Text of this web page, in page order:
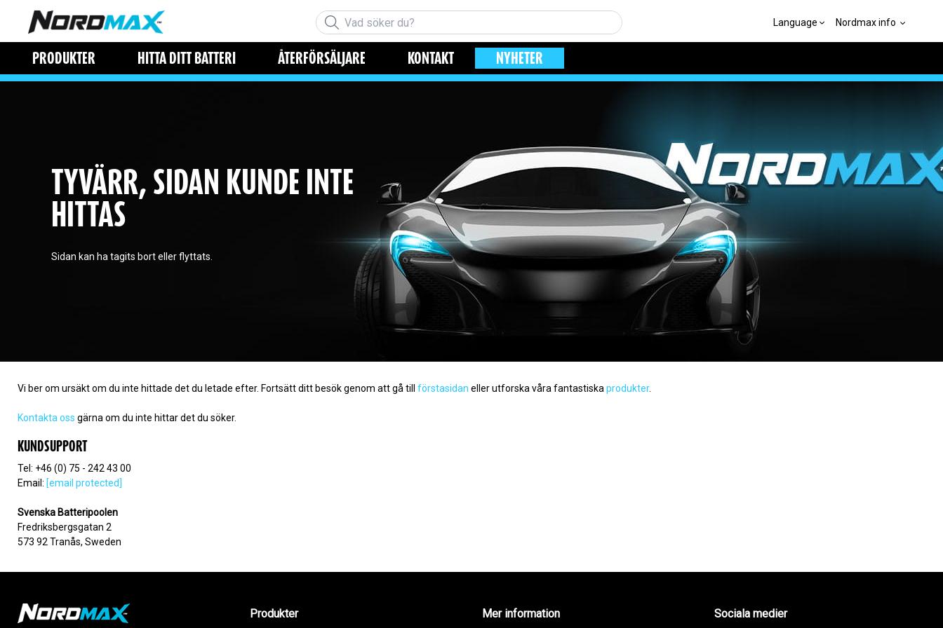
Language Nordmax info
PRODUKTER HITTA DITT BATTERI ÅTERFÖRSÄLJARE KONTAKT NYHETER
TYVÄRR, SIDAN KUNDE INTE
HITTAS
Sidan kan ha tagits bort eller flyttats.
Vi ber om ursäkt om du inte hittade det du letade efter. Fortsätt ditt besök genom att gå till förstasidan eller utforska våra fantastiska produkter.
Kontakta oss gärna om du inte hittar det du söker.
KUNDSUPPORT
Tel: +46 (0) 75 - 242 43 00
Email: [email protected]
Svenska Batteripoolen
Fredriksbergsgatan 2
573 92 Tranås, Sweden
Produkter Mer information Sociala medier